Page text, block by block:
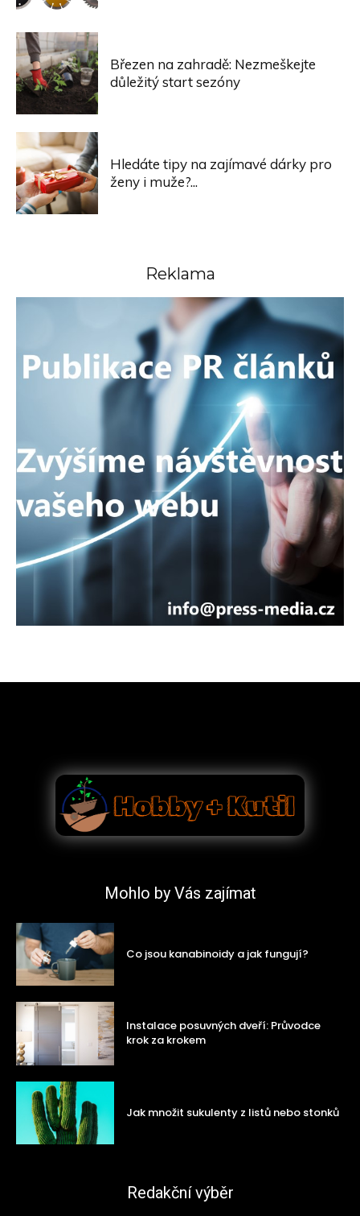
Březen na zahradě: Nezmeškejte
důležitý start sezóny
Hledáte tipy na zajímavé dárky pro
ženy i muže?...
Reklama
Mohlo by Vás zajímat
Co jsou kanabinoidy a jak fungují?
Instalace posuvných dveří: Průvodce
krok za krokem
Jak množit sukulenty z listů nebo stonků
Redakční výběr